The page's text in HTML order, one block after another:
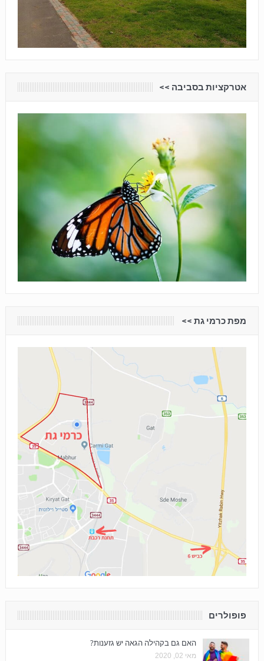
אטרקציות בסביבה <<
מפת כרמי גת <<
פופולרים
האם גם בקהילה הגאה יש גזענות?
מאי 02, 2020